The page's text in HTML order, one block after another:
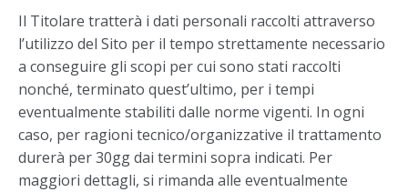
Il Titolare tratterà i dati personali raccolti attraverso
l’utilizzo del Sito per il tempo strettamente necessario
a conseguire gli scopi per cui sono stati raccolti
nonché, terminato quest’ultimo, per i tempi
eventualmente stabiliti dalle norme vigenti. In ogni
caso, per ragioni tecnico/organizzative il trattamento
durerà per 30gg dai termini sopra indicati. Per
maggiori dettagli, si rimanda alle eventualmente